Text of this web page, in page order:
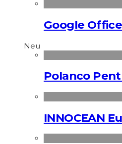
Google
Neu
Polanco
INNOCEAN